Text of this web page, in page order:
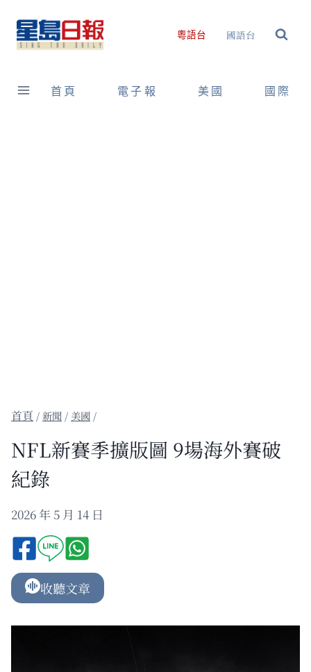
content
粵語台 國語台
首頁 電子報 美國 國際
/新聞 / 美國 /
NFL新賽季擴版圖 9場海外賽破
紀錄
2026 年 5 月 14 日
收聽文章